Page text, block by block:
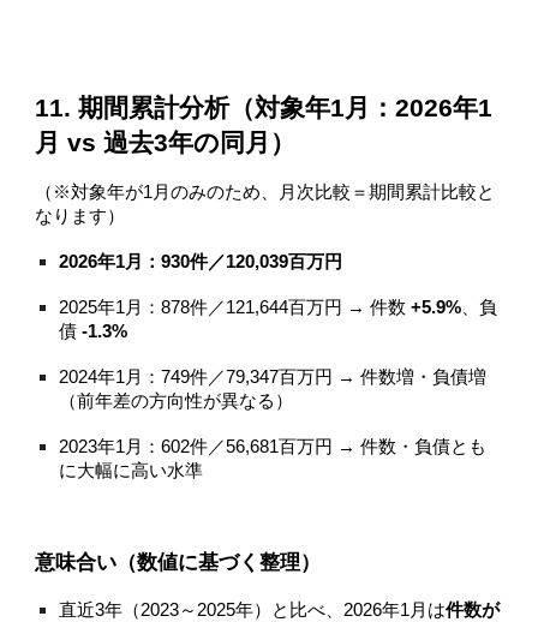
11. 期間累計分析（対象年1月：2026年1
月 vs 過去3年の同月）
（※対象年が1月のみのため、月次比較＝期間累計比較と
なります）
2026年1月：930件／120,039百万円
2025年1月：878件／121,644百万円 → 件数+5.9% 、負
債-1.3%
2024年1月：749件／79,347百万円 → 件数増・負債増
（前年差の方向性が異なる）
2023年1月：602件／56,681百万円 → 件数・負債とも
に大幅に高い水準
意味合い（数値に基づく整理）
直近3年（2023～2025年）と比べ、2026年1月は件数が